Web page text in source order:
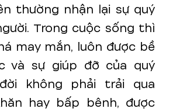
thường nhận lại sự quý
Trong cuộc sống thì
may mắn, luôn được bề
và sự giúp đỡ của quý
không phải trải qua
hay bấp bênh, được